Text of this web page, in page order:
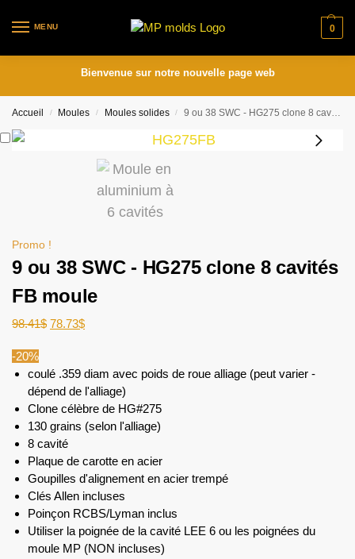
MENU 0
Bienvenue sur notre nouvelle page web
Accueil / Moules / Moules solides / 9 ou 38 SWC - HG275 clone 8 cavités FB moule
Promo !
9 ou 38 SWC - HG275 clone 8 cavités
FB moule
98.41$ 78.73$
-20%
coulé .359 diam avec poids de roue alliage (peut varier -
dépend de l'alliage)
Clone célèbre de HG#275
130 grains (selon l'alliage)
8 cavité
Plaque de carotte en acier
Goupilles d'alignement en acier trempé
Clés Allen incluses
Poinçon RCBS/Lyman inclus
Utiliser la poignée de la cavité LEE 6 ou les poignées du
moule MP (NON incluses)